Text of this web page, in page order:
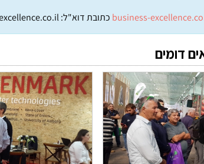
business- כתובת דוא"ל:
דומים